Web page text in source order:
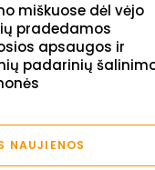
miškuose dėl vėjo
pradedamos
apsaugos ir
padarinių
NAUJIENOS